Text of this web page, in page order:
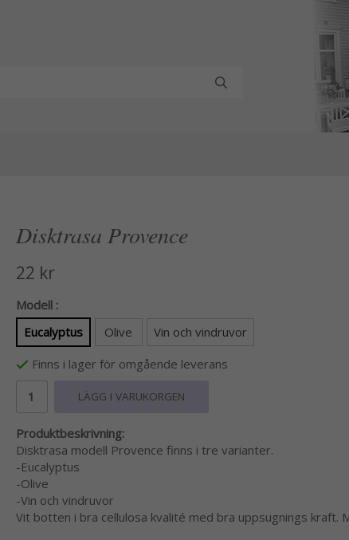
Disktrasa Provence
22 kr
Modell :
Eucalyptus
Olive Vin och vindruvor
Finns i lager för omgående leverans
LÄGG I VARUKORGEN
Produktbeskrivning:
Disktrasa modell Provence finns i tre varianter.
-Eucalyptus
-Olive
-Vin och vindruvor
Vit botten i bra cellulosa kvalité med bra uppsugnings kraft.